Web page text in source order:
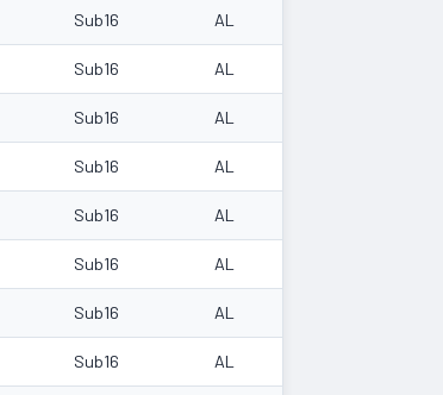
Sub16 AL
Sub16 AL
Sub16 AL
Sub16 AL
Sub16 AL
Sub16 AL
Sub16 AL
Sub16 AL